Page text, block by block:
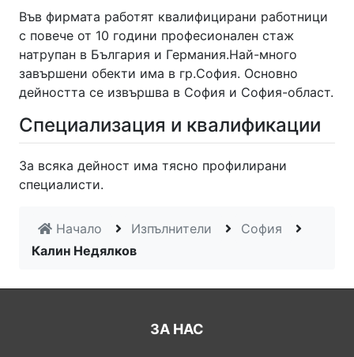
Във фирмата работят квалифицирани работници
с повече от 10 години професионален стаж
натрупан в България и Германия.Най-много
завършени обекти има в гр.София. Основно
дейността се извършва в София и София-област.
Специализация и квалификации
За всяка дейност има тясно профилирани
специалисти.
Начало Изпълнители
София
Калин Недялков
ЗА НАС